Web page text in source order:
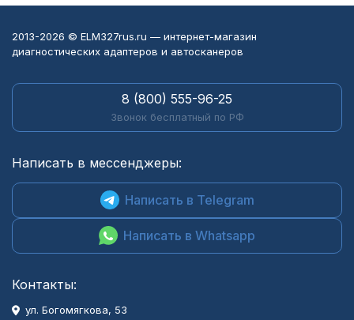
2013-2026 © ELM327rus.ru — интернет-магазин
диагностических адаптеров и автосканеров
8 (800) 555-96-25
Звонок бесплатный по РФ
Написать в мессенджеры:
Написать в Telegram
Написать в Whatsapp
Контакты:
ул. Богомягкова, 53